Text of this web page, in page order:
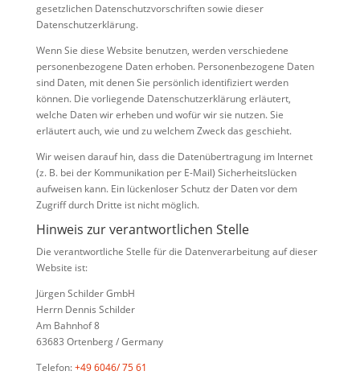
gesetzlichen Datenschutzvorschriften sowie dieser
Datenschutzerklärung.
Wenn Sie diese Website benutzen, werden verschiedene
personenbezogene Daten erhoben. Personenbezogene Daten
sind Daten, mit denen Sie persönlich identifiziert werden
können. Die vorliegende Datenschutzerklärung erläutert,
welche Daten wir erheben und wofür wir sie nutzen. Sie
erläutert auch, wie und zu welchem Zweck das geschieht.
Wir weisen darauf hin, dass die Datenübertragung im Internet
(z. B. bei der Kommunikation per E-Mail) Sicherheitslücken
aufweisen kann. Ein lückenloser Schutz der Daten vor dem
Zugriff durch Dritte ist nicht möglich.
Hinweis zur verantwortlichen Stelle
Die verantwortliche Stelle für die Datenverarbeitung auf dieser
Website ist:
Jürgen Schilder GmbH
Herrn Dennis Schilder
Am Bahnhof 8
63683 Ortenberg / Germany
Telefon:+49 6046/ 75 61